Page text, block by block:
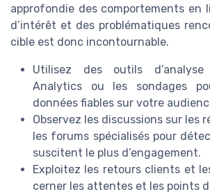
approfondie des comportements en
d’intérêt et des problématiques
cible est donc incontournable.
Utilisez des outils d’analyse
Analytics ou les sondages
données fiables sur votre
Observez les discussions sur les
les forums spécialisés pour
suscitent le plus d’engagement.
Exploitez les retours clients et
cerner les attentes et les points